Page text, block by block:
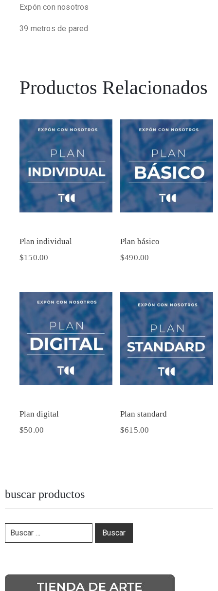
Expón con nosotros
39 metros de pared
Productos Relacionados
Plan individual
$150.00
Plan básico
$490.00
Plan digital
$50.00
Plan standard
$615.00
buscar productos